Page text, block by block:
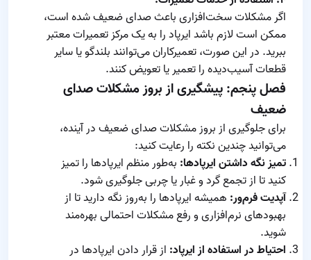
اگر مشکلات سخت‌افزاری باعث صدای ضعیف شده است،
ممکن است لازم باشد ایرپاد را به یک مرکز تعمیرات معتبر
ببرید. در این صورت، تعمیرکاران می‌توانند بلندگو یا سایر
قطعات آسیب‌دیده را تعمیر یا تعویض کنند.
فصل پنجم: پیشگیری از بروز مشکلات صدای
ضعیف
برای جلوگیری از بروز مشکلات صدای ضعیف در آینده،
می‌توانید چندین نکته را رعایت کنید:
تمیز نگه داشتن ایرپادها: به‌طور منظم ایرپادها را تمیز
کنید تا از تجمع گرد و غبار یا چربی جلوگیری شود.
آپدیت فرم‌ور: همیشه ایرپادها را به‌روز نگه دارید تا از
بهبودهای نرم‌افزاری و رفع مشکلات احتمالی بهره‌مند
شوید.
احتیاط در استفاده از ایرپاد: از قرار دادن ایرپادها در